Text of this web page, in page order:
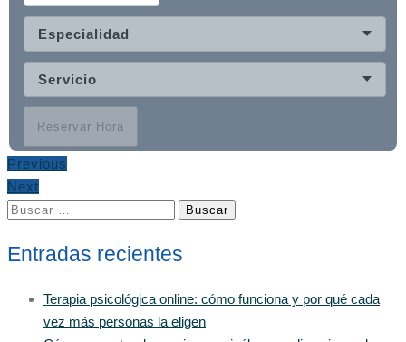
Especialidad
Servicio
Reservar Hora
Previous
Next
Buscar:
Entradas recientes
Terapia psicológica online: cómo funciona y por qué cada
vez más personas la eligen